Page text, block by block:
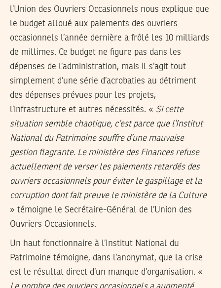
l’Union des Ouvriers Occasionnels nous explique que
le budget alloué aux paiements des ouvriers
occasionnels l’année dernière a frôlé les 10 milliards
de millimes. Ce budget ne figure pas dans les
dépenses de l’administration, mais il s’agit tout
simplement d’une série d’acrobaties au détriment
des dépenses prévues pour les projets,
l’infrastructure et autres nécessités. « Si cette
situation semble chaotique, c’est parce que l’Institut
National du Patrimoine souffre d’une mauvaise
gestion flagrante. Le ministère des Finances refuse
actuellement de verser les paiements retardés des
ouvriers occasionnels pour éviter le gaspillage et la
corruption dont fait preuve le ministère de la Culture
» témoigne le Secrétaire-Général de l’Union des
Ouvriers Occasionnels.
Un haut fonctionnaire à l’Institut National du
Patrimoine témoigne, dans l’anonymat, que la crise
est le résultat direct d’un manque d’organisation. «